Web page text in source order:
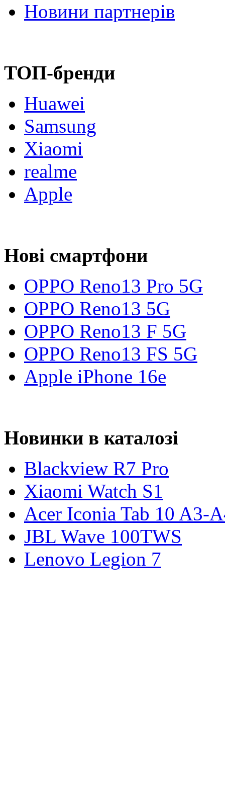
Новини партнерів
ТОП-бренди
Huawei
Samsung
Xiaomi
realme
Apple
Нові смартфони
OPPO Reno13 Pro 5G
OPPO Reno13 5G
OPPO Reno13 F 5G
OPPO Reno13 FS 5G
Apple iPhone 16e
Новинки в каталозі
Blackview R7 Pro
Xiaomi Watch S1
Acer Iconia Tab 10 A3-
JBL Wave 100TWS
Lenovo Legion 7